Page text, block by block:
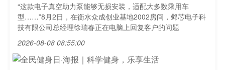
“这款电子真空助力泵能够无损安装，适配大多数乘用车
型……”8月2日，在衡水众成创业基地2002房间，邺芯电子科
技有限公司总经理徐瑞春正在电脑上回复客户的问题
2026-08-08 08:55:00